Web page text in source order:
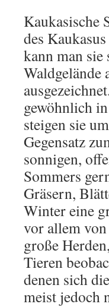
Kaukasische
des
kann man
Waldgelände
gewöhnlich
steigen sie
Gegensatz
sonnigen,
Sommers
Gräsern,
Winter eine
vor allem
große
Tieren
denen sich
meist jedoch